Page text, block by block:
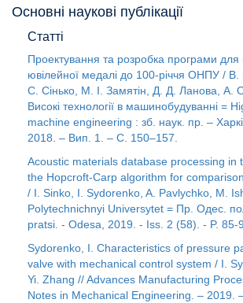
Основні наукові публікації
Статті
Проектування та розробка програми для
ювілейної медалі до 100-річчя ОНПУ / В.
С. Сінько, М. І. Замятін, Д. Д. Ланова, А.
Високі технології в машинобудуванні =
machine engineering : зб. наук. пр. –
2018. – Вип. 1. – С. 150–157.
Acoustic materials database processing in
the Hopcroft-Carp algorithm for
/ I. Sinko, I. Sydorenko, A. Pavlychko, M.
Polytechnichnyi Universytet = Пр. Одес.
рratsi. - Odesa, 2019. - Iss. 2 (58). - P. 85-
Sydorenko, I. Characteristics of pressure
valve with mechanical control system / I.
Yi. Zhang // Advances Manufacturing
Notes in Mechanical Engineering. – 2019.